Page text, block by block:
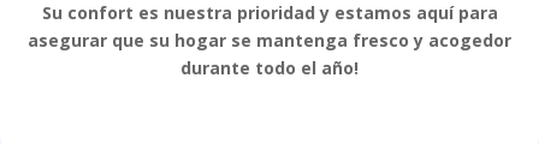
Su confort es nuestra prioridad y estamos aquí para
asegurar que su hogar se mantenga fresco y acogedor
durante todo el año!